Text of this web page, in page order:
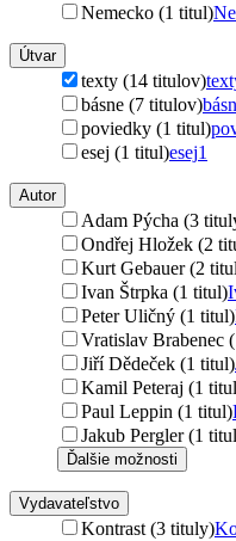
Nemecko (1 titul)
Útvar
texty (14 titulov)
básne (7 titulov)
poviedky (1 titul)
esej (1 titul)esej1
Autor
Adam Pýcha (3
Ondřej Hložek (2
Kurt Gebauer (2
Ivan Štrpka (1 titul)
Peter Uličný (1 titul)
Vratislav Brabenec
Jiří Dědeček (1 titul)
Kamil Peteraj (1
Paul Leppin (1 titul)
Jakub Pergler (1
Ďalšie možnosti
Vydavateľstvo
Kontrast (3 tituly)